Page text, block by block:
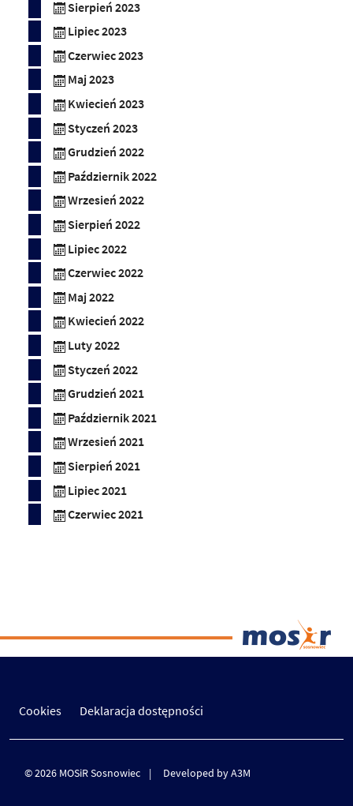
Sierpień 2023
Lipiec 2023
Czerwiec 2023
Maj 2023
Kwiecień 2023
Styczeń 2023
Grudzień 2022
Październik 2022
Wrzesień 2022
Sierpień 2022
Lipiec 2022
Czerwiec 2022
Maj 2022
Kwiecień 2022
Luty 2022
Styczeń 2022
Grudzień 2021
Październik 2021
Wrzesień 2021
Sierpień 2021
Lipiec 2021
Czerwiec 2021
Cookies Deklaracja dostępności
© 2026 MOSiR Sosnowiec Developed by A3M